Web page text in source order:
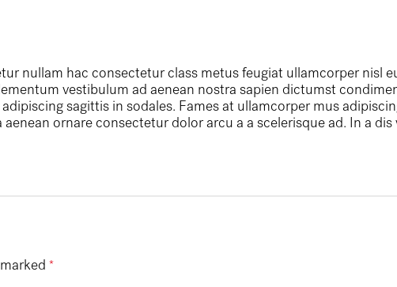
nullam hac consectetur class metus feugiat ullamcorper nisl
vestibulum ad aenean nostra sapien dictumst
sagittis in sodales. Fames at ullamcorper mus
ornare consectetur dolor arcu a a scelerisque ad. In a
*